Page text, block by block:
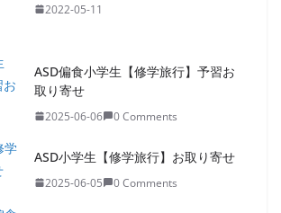
2022-05-11
ASD偏食小学生【修学旅行】予習お
取り寄せ
2025-06-06 0 Comments
ASD小学生【修学旅行】お取り寄せ
2025-06-05 0 Comments